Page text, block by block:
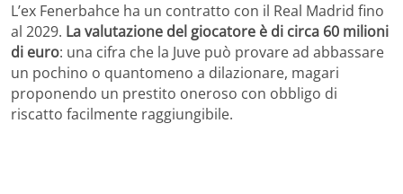
L’ex Fenerbahce ha un contratto con il Real Madrid fino
al 2029. La valutazione del giocatore è di circa 60 milioni
di euro: una cifra che la Juve può provare ad abbassare
un pochino o quantomeno a dilazionare, magari
proponendo un prestito oneroso con obbligo di
riscatto facilmente raggiungibile.